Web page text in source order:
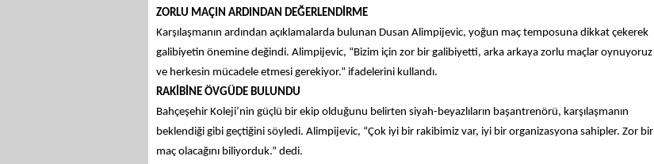
ZORLU MAÇIN ARDINDAN DEĞERLENDİRME
Karşılaşmanın ardından açıklamalarda bulunan Dusan Alimpijevic, yoğun maç temposuna dikkat çekerek
galibiyetin önemine değindi. Alimpijevic, “Bizim için zor bir galibiyetti, arka arkaya zorlu maçlar oynuyoruz
ve herkesin mücadele etmesi gerekiyor.” ifadelerini kullandı.
RAKİBİNE ÖVGÜDE BULUNDU
Bahçeşehir Koleji’nin güçlü bir ekip olduğunu belirten siyah-beyazlıların başantrenörü, karşılaşmanın
beklendiği gibi geçtiğini söyledi. Alimpijevic, “Çok iyi bir rakibimiz var, iyi bir organizasyona sahipler. Zor bir
maç olacağını biliyorduk.” dedi.